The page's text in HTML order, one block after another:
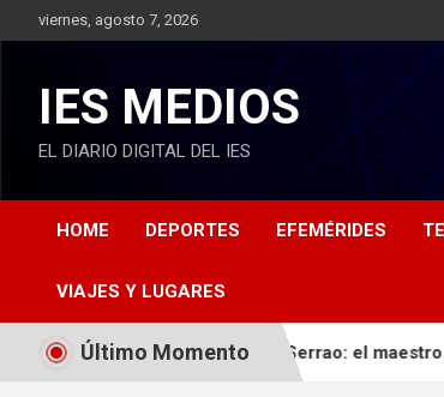
k
viernes, agosto 7, 2026
IES MEDIOS
EL DIARIO DIGITAL DEL IES
HOME DEPORTES EFEMÉRIDES
VIAJES Y LUGARES
Último Momento
Gustavo Serrao: el maestro heladero